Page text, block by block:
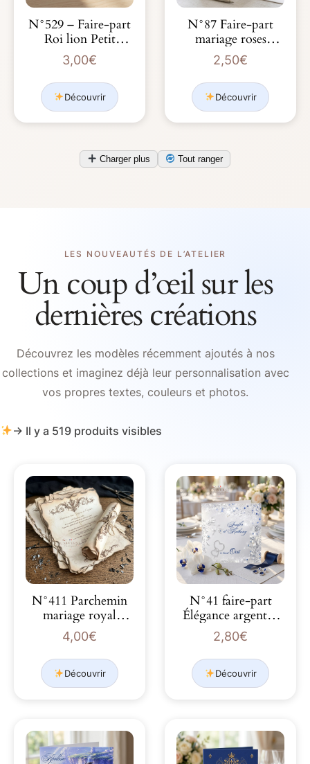
N°529 – Faire-part
Roi lion Petit
Protégé de la
Savane
3,00€
Découvrir
N°87 Faire-part
mariage roses
romantique
argentées
2,50€
Découvrir
Charger plus Tout ranger
LES NOUVEAUTÉS DE L’ATELIER
Un coup d’œil sur les
dernières créations
Découvrez les modèles récemment ajoutés à nos
collections et imaginez déjà leur personnalisation avec
vos propres textes, couleurs et photos.
→ Il y a 519 produits visibles
N°411 Parchemin
mariage royal
arabesque contour
brulé
4,00€
Découvrir
N°41 faire-part
Élégance argentée
épuré touche de
bleu…
2,80€
Découvrir